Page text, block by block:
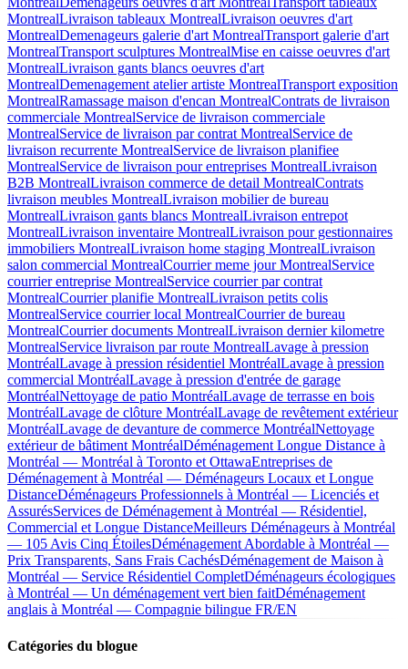
MontrealLivraison tableaux MontrealLivraison oeuvres d'art
MontrealDemenageurs galerie d'art MontrealTransport galerie d'art
MontrealTransport sculptures MontrealMise en caisse oeuvres d'art
MontrealLivraison gants blancs oeuvres d'art
MontrealDemenagement atelier artiste MontrealTransport exposition
MontrealRamassage maison d'encan MontrealContrats de livraison
commerciale MontrealService de livraison commerciale
MontrealService de livraison par contrat MontrealService de
livraison recurrente MontrealService de livraison planifiee
MontrealService de livraison pour entreprises MontrealLivraison
B2B MontrealLivraison commerce de detail MontrealContrats
livraison meubles MontrealLivraison mobilier de bureau
MontrealLivraison gants blancs MontrealLivraison entrepot
MontrealLivraison inventaire MontrealLivraison pour gestionnaires
immobiliers MontrealLivraison home staging MontrealLivraison
salon commercial MontrealCourrier meme jour MontrealService
courrier entreprise MontrealService courrier par contrat
MontrealCourrier planifie MontrealLivraison petits colis
MontrealService courrier local MontrealCourrier de bureau
MontrealCourrier documents MontrealLivraison dernier kilometre
MontrealService livraison par route MontrealLavage à pression
MontréalLavage à pression résidentiel MontréalLavage à pression
commercial MontréalLavage à pression d'entrée de garage
MontréalNettoyage de patio MontréalLavage de terrasse en bois
MontréalLavage de clôture MontréalLavage de revêtement extérieur
MontréalLavage de devanture de commerce MontréalNettoyage
extérieur de bâtiment MontréalDéménagement Longue Distance à
Montréal — Montréal à Toronto et OttawaEntreprises de
Déménagement à Montréal — Déménageurs Locaux et Longue
DistanceDéménageurs Professionnels à Montréal — Licenciés et
AssurésServices de Déménagement à Montréal — Résidentiel,
Commercial et Longue DistanceMeilleurs Déménageurs à Montréal
— 105 Avis Cinq ÉtoilesDéménagement Abordable à Montréal —
Prix Transparents, Sans Frais CachésDéménagement de Maison à
Montréal — Service Résidentiel CompletDéménageurs écologiques
à Montréal — Un déménagement vert bien faitDéménagement
anglais à Montréal — Compagnie bilingue FR/EN
Catégories du blogue